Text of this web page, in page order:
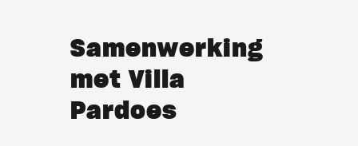
Samenwerking
met Villa
Pardoes